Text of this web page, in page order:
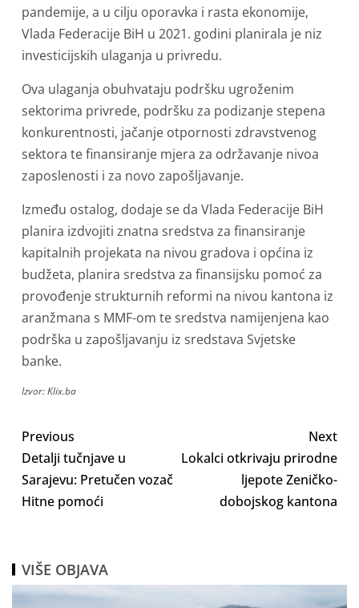
pandemije, a u cilju oporavka i rasta ekonomije,
Vlada Federacije BiH u 2021. godini planirala je niz
investicijskih ulaganja u privredu.
Ova ulaganja obuhvataju podršku ugroženim
sektorima privrede, podršku za podizanje stepena
konkurentnosti, jačanje otpornosti zdravstvenog
sektora te finansiranje mjera za održavanje nivoa
zaposlenosti i za novo zapošljavanje.
Između ostalog, dodaje se da Vlada Federacije BiH
planira izdvojiti znatna sredstva za finansiranje
kapitalnih projekata na nivou gradova i općina iz
budžeta, planira sredstva za finansijsku pomoć za
provođenje strukturnih reformi na nivou kantona iz
aranžmana s MMF-om te sredstva namijenjena kao
podrška u zapošljavanju iz sredstava Svjetske
banke.
Izvor: Klix.ba
Previous
Detalji tučnjave u
Sarajevu: Pretučen vozač
Hitne pomoći
Next
Lokalci otkrivaju prirodne
ljepote Zeničko-
dobojskog kantona
VIŠE OBJAVA